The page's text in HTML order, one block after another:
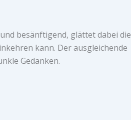
besänftigend, glättet dabei die
kann. Der ausgleichende
Gedanken.